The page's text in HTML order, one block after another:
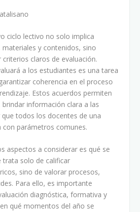
ciclo lectivo no solo implica
y contenidos, sino
claros de evaluación.
a los estudiantes es una tarea
coherencia en el proceso
Estos acuerdos permiten
información clara a las
todos los docentes de una
parámetros comunes.
aspectos a considerar es qué se
trata solo de calificar
sino de valorar procesos,
Para ello, es importante
diagnóstica, formativa y
qué momentos del año se